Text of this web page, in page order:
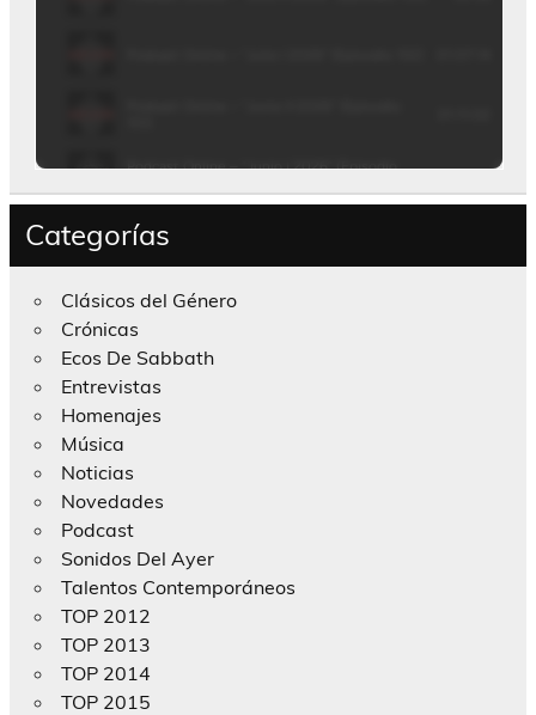
Categorías
Clásicos del Género
Crónicas
Ecos De Sabbath
Entrevistas
Homenajes
Música
Noticias
Novedades
Podcast
Sonidos Del Ayer
Talentos Contemporáneos
TOP 2012
TOP 2013
TOP 2014
TOP 2015